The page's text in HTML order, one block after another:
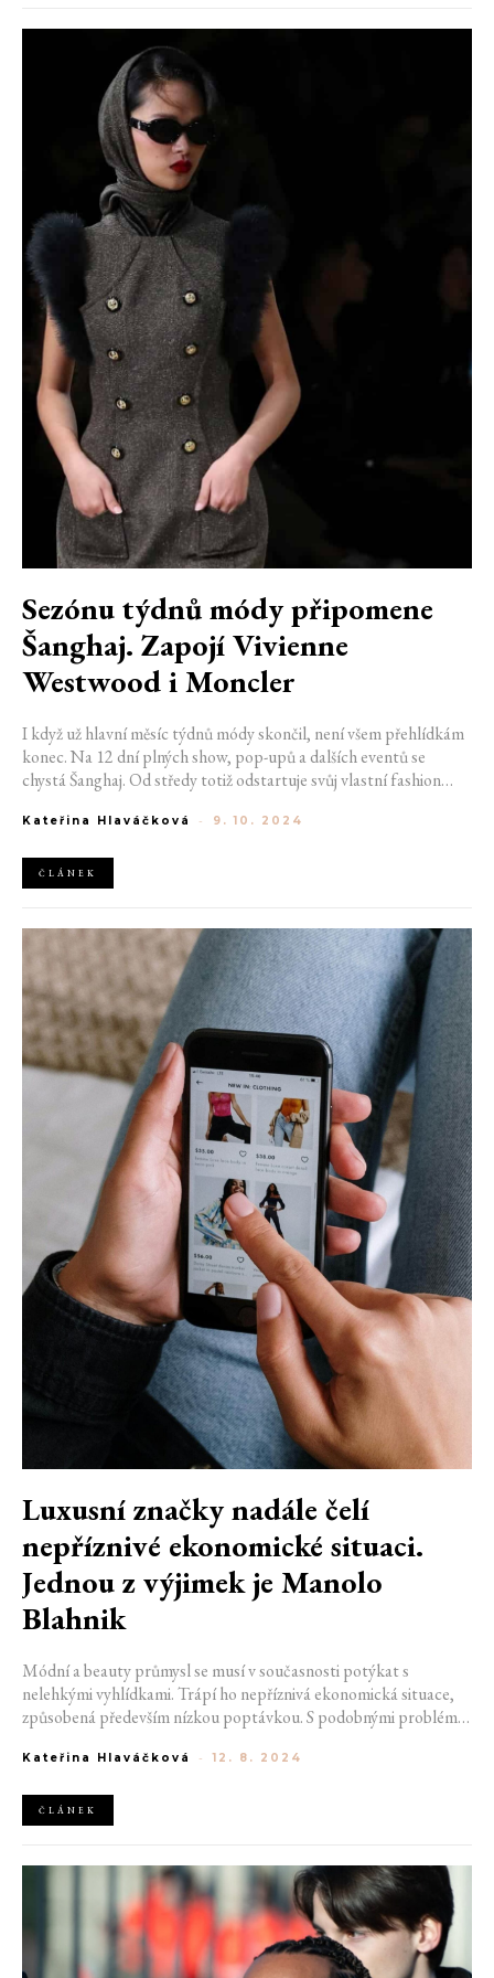
Sezónu týdnů módy připomene
Šanghaj. Zapojí Vivienne
Westwood i Moncler
I když už hlavní měsíc týdnů módy skončil, není všem přehlídkám
konec. Na 12 dní plných show, pop-upů a dalších eventů se
chystá Šanghaj. Od středy totiž odstartuje svůj vlastní fashion
Westwood nebo speciální akce Genius z dílny Moncler.
Kateřina Hlaváčková - 9. 10. 2024
ČLÁNEK
Luxusní značky nadále čelí
nepříznivé ekonomické situaci.
Jednou z výjimek je Manolo
Blahnik
Módní a beauty průmysl se musí v současnosti potýkat s
nelehkými vyhlídkami. Trápí ho nepříznivá ekonomická situace,
způsobená především nízkou poptávkou. S podobnými problémy
Jednou z výjimek je naopak Manolo Blahnik. Nadějný je také
Kateřina Hlaváčková - 12. 8. 2024
ČLÁNEK